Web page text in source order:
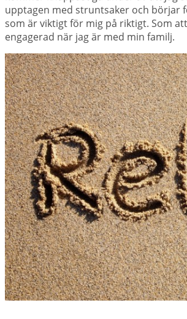
upptagen med struntsaker och börjar
som är viktigt för mig på riktigt. Som
engagerad när jag är med min familj.